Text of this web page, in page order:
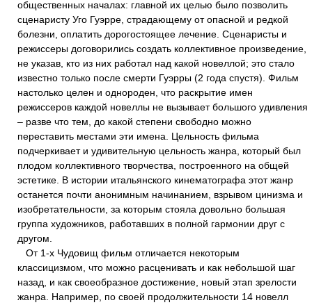
общественных началах: главной их целью было позволить
сценаристу Уго Гуэрре, страдающему от опасной и редкой
болезни, оплатить дорогостоящее лечение. Сценаристы и
режиссеры договорились создать коллективное произведение,
не указав, кто из них работал над какой новеллой; это стало
известно только после смерти Гуэрры (2 года спустя). Фильм
настолько целен и однороден, что раскрытие имен
режиссеров каждой новеллы не вызывает большого удивления
– разве что тем, до какой степени свободно можно
переставить местами эти имена. Цельность фильма
подчеркивает и удивительную цельность жанра, который был
плодом коллективного творчества, построенного на общей
эстетике. В истории итальянского кинематографа этот жанр
останется почти анонимным начинанием, взрывом цинизма и
изобретательности, за которым стояла довольно большая
группа художников, работавших в полной гармонии друг с
другом.
От 1-х Чудовищ фильм отличается некоторым
классицизмом, что можно расценивать и как небольшой шаг
назад, и как своеобразное достижение, новый этап зрелости
жанра. Например, по своей продолжительности 14 новелл